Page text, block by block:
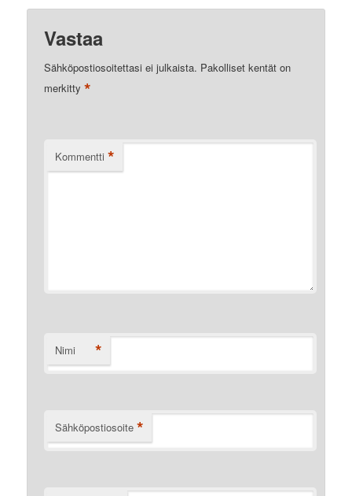
Vastaa
Sähköpostiosoitettasi ei julkaista. Pakolliset kentät on
merkitty*
Kommentti *
Nimi *
Sähköpostiosoite *